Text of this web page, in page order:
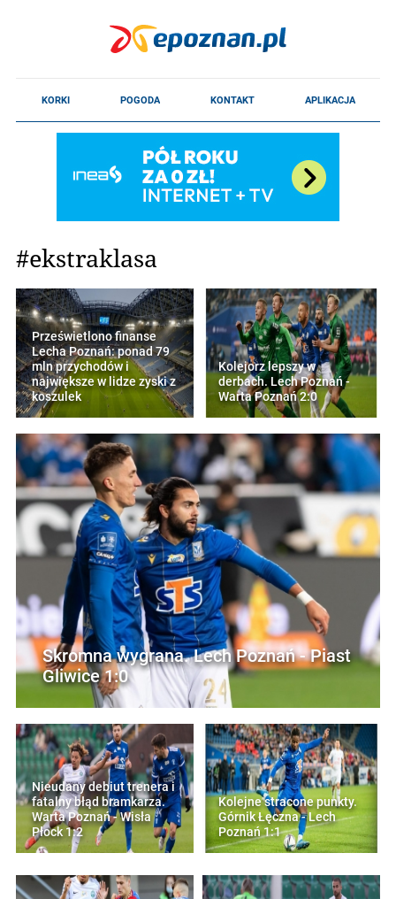
#ekstraklasa
Prześwietlono finanse
Lecha Poznań: ponad 79
mln przychodów i
największe w lidze zyski z
koszulek
Kolejorz lepszy w
derbach. Lech Poznań -
Warta Poznań 2:0
Skromna wygrana. Lech Poznań - Piast
Gliwice 1:0
Nieudany debiut trenera i
fatalny błąd bramkarza.
Warta Poznań - Wisła
Płock 1:2
Kolejne stracone punkty.
Górnik Łęczna - Lech
Poznań 1:1